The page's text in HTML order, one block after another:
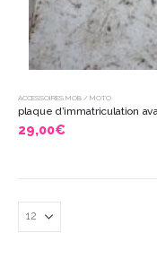
ACCESSOIRES MOB / MOTO
plaque d’immatriculation
29,00€